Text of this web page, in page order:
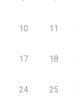
10 11
17 18
24 25